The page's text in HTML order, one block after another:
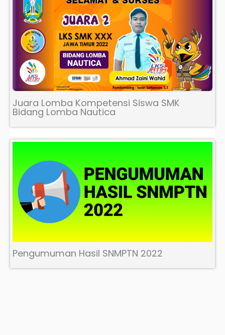
Juara Lomba Kompetensi Siswa SMK
Bidang Lomba Nautica
Pengumuman Hasil SNMPTN 2022